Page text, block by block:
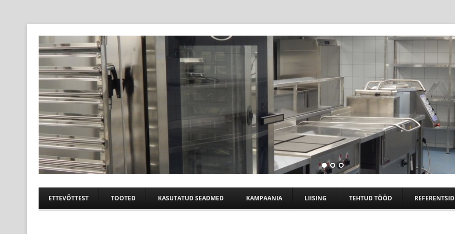
Suurköögiseadmed
Professional help for proffs
Skip to content
ETTEVÕTTEST TOOTED KASUTATUD SEADMED KAMPAANIA LIISING TEHTUD TÖÖD REFERENTSID